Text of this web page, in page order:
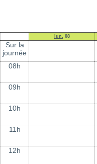
lun. 08
Sur la
journée
08h
09h
10h
11h
12h